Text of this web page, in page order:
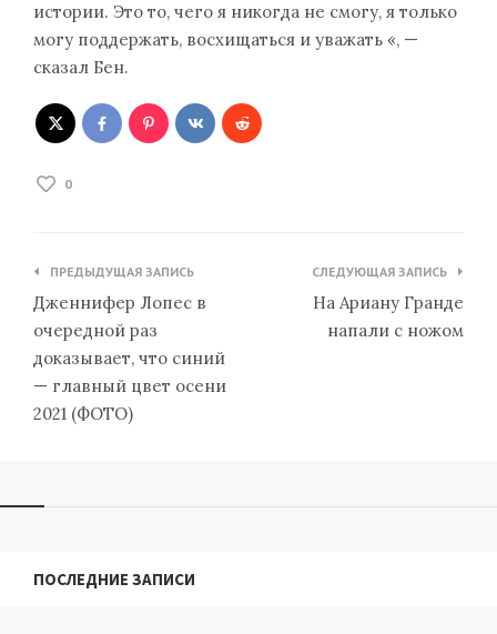
истории. Это то, чего я никогда не смогу, я только
могу поддержать, восхищаться и уважать «, —
сказал Бен.
0
Навигация
по
записям
ПРЕДЫДУЩАЯ ЗАПИСЬ
Дженнифер Лопес в
очередной раз
доказывает, что синий
— главный цвет осени
2021 (ФОТО)
СЛЕДУЮЩАЯ ЗАПИСЬ
На Ариану Гранде
напали с ножом
ПОСЛЕДНИЕ ЗАПИСИ